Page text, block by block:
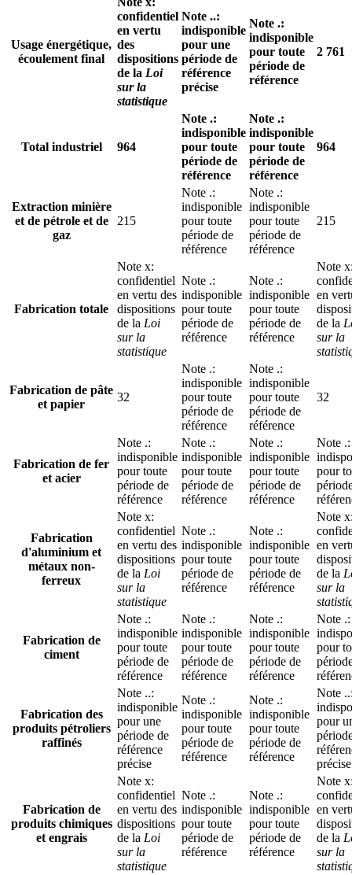
Usage énergétique,
écoulement final
confidentiel
en vertu
des
dispositions
de la Loi
sur la
statistique
Note ..:
indisponible
pour une
période de
référence
précise
Note .:
indisponible
pour toute
période de
référence
2 761
Total industriel 964
Note .:
indisponible
pour toute
période de
référence
Note .:
indisponible
pour toute
période de
référence
964
Extraction minière
et de pétrole et de
gaz
215
Note .:
indisponible
pour toute
période de
référence
Note .:
indisponible
pour toute
période de
référence
215
Fabrication totale
Note x:
confidentiel
en vertu des
dispositions
de la Loi
sur la
statistique
Note .:
indisponible
pour toute
période de
référence
Note .:
indisponible
pour toute
période de
référence
Note x
en
de la
sur la
Fabrication de pâte
et papier
32
Note .:
indisponible
pour toute
période de
référence
Note .:
indisponible
pour toute
période de
référence
32
Fabrication de fer
et acier
Note .:
indisponible
pour toute
période de
référence
Note .:
indisponible
pour toute
période de
référence
Note .:
indisponible
pour toute
période de
référence
Note .:
pour
Fabrication
d'aluminium et
métaux non-
ferreux
Note x:
confidentiel
en vertu des
dispositions
de la Loi
sur la
statistique
Note .:
indisponible
pour toute
période de
référence
Note .:
indisponible
pour toute
période de
référence
Note x
en
de la
sur la
Fabrication de
ciment
Note .:
indisponible
pour toute
période de
référence
Note .:
indisponible
pour toute
période de
référence
Note .:
indisponible
pour toute
période de
référence
Note .:
pour
Fabrication des
produits pétroliers
raffinés
Note ..:
indisponible
pour une
période de
référence
précise
Note .:
indisponible
pour toute
période de
référence
Note .:
indisponible
pour toute
période de
référence
Note ..
pour
précise
Fabrication de
produits chimiques
et engrais
Note x:
confidentiel
en vertu des
dispositions
de la Loi
sur la
statistique
Note .:
indisponible
pour toute
période de
référence
Note .:
indisponible
pour toute
période de
référence
Note x
en
de la
sur la